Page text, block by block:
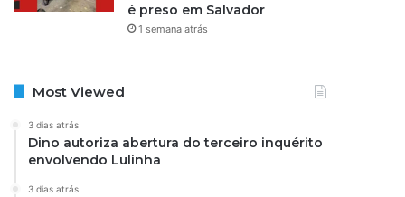
é preso em Salvador
1 semana atrás
Most Viewed
3 dias atrás
Dino autoriza abertura do terceiro inquérito
envolvendo Lulinha
3 dias atrás